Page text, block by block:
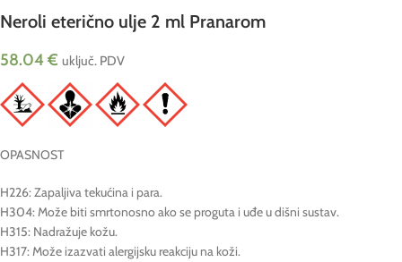
Neroli eterično ulje 2 ml Pranarom
58.04€ uključ. PDV
OPASNOST
H226: Zapaljiva tekućina i para.
H304: Može biti smrtonosno ako se proguta i uđe u dišni sustav.
H315: Nadražuje kožu.
H317: Može izazvati alergijsku reakciju na koži.